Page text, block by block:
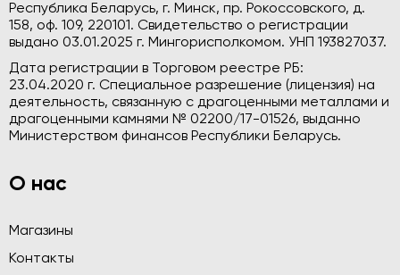
Республика Беларусь, г. Минск, пр. Рокоссовского, д.
158, оф. 109, 220101. Свидетельство о регистрации
выдано 03.01.2025 г. Мингорисполкомом. УНП 193827037.
Дата регистрации в Торговом реестре РБ:
23.04.2020 г. Специальное разрешение (лицензия) на
деятельность, связанную с драгоценными металлами и
драгоценными камнями № 02200/17-01526, выданно
Министерством финансов Республики Беларусь.
О нас
Магазины
Контакты